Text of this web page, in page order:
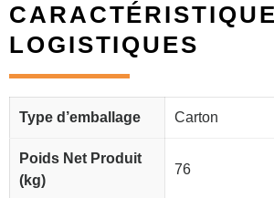
LOGISTIQUES
Type d’emballage Carton
Poids Net Produit
(kg)
76